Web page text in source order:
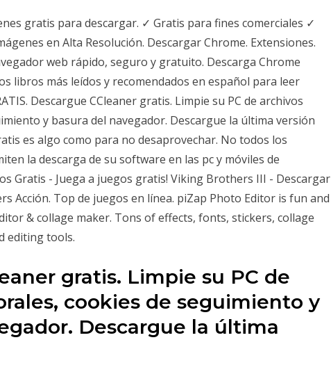
gratis para descargar. ✓ Gratis para fines comerciales ✓
en Alta Resolución. Descargar Chrome. Extensiones.
web rápido, seguro y gratuito. Descarga Chrome
libros más leídos y recomendados en español para leer
Descargue CCleaner gratis. Limpie su PC de archivos
y basura del navegador. Descargue la última versión
es algo como para no desaprovechar. No todos los
la descarga de su software en las pc y móviles de
Gratis - Juega a juegos gratis! Viking Brothers III - Descargar
Acción. Top de juegos en línea. piZap Photo Editor is fun and
& collage maker. Tons of effects, fonts, stickers, collage
editing tools.
gratis. Limpie su PC de
cookies de seguimiento y
Descargue la última